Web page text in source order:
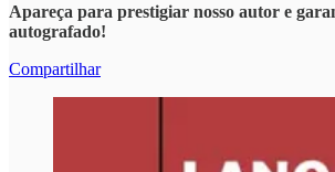
Apareça para prestigiar nosso autor e
autografado!
Compartilhar